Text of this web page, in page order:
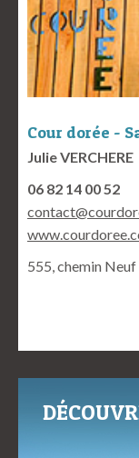
Cour dorée -
Julie VERCHERE
06 82 14 00 52
555, chemin